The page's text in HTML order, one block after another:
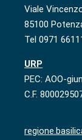
Viale
85100
Tel 0971
URP
PEC: AOO-
C.F.